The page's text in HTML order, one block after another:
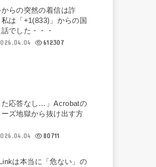
らの突然の着信は詐
は「+1(833)」からの国
でした・・・
612307
た応答なし…」Acrobatの
ーズ地獄から抜け出す方
80711
は本当に「危ない」の